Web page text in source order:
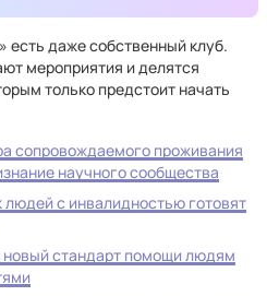
есть даже собственный клуб.
мероприятия и делятся
только предстоит начать
сопровождаемого проживания
научного сообщества
с инвалидностью готовят
стандарт помощи людям